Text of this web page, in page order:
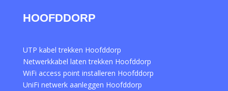
HOOFDDORP
UTP kabel trekken Hoofddorp
Netwerkkabel laten trekken Hoofddorp
WiFi access point installeren Hoofddorp
UniFi netwerk aanleggen Hoofddorp